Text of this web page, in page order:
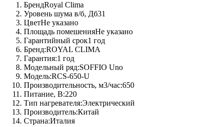
БрендRoyal Clima
Уровень шума в/б, Дб31
ЦветНе указано
Площадь помешенияНе указано
Гарантийный срок1 год
Бренд:ROYAL CLIMA
Гарантия:1 год
Модельный ряд:SOFFIO Uno
Модель:RCS-650-U
Производительность, м3/час:650
Питание, В:220
Тип нагревателя:Электрический
Производитель:Китай
Страна:Италия